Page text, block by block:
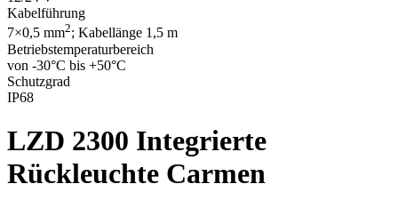
Kabelführung
7×0,5 mm2; Kabellänge 1,5 m
Betriebstemperaturbereich
von -30°C bis +50°C
Schutzgrad
IP68
LZD 2300 Integrierte
Rückleuchte Carmen